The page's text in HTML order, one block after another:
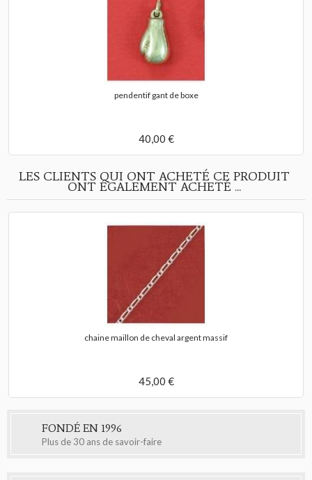
pendentif gant de boxe
40,00 €
LES CLIENTS QUI ONT ACHETÉ CE PRODUIT
ONT ÉGALEMENT ACHETÉ ...
chaine maillon de cheval argent massif
45,00 €
FONDÉ EN 1996
Plus de 30 ans de savoir-faire